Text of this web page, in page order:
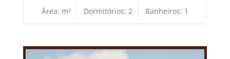
Área: m² Dormitórios: 2 Banheiros: 1